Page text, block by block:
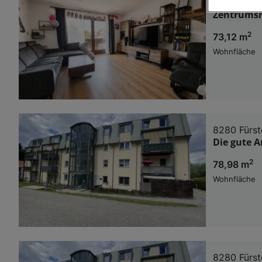
73,12 m2
Wohnfläche
8280
Die gute
78,98 m2
Wohnfläche
8280
Wir und